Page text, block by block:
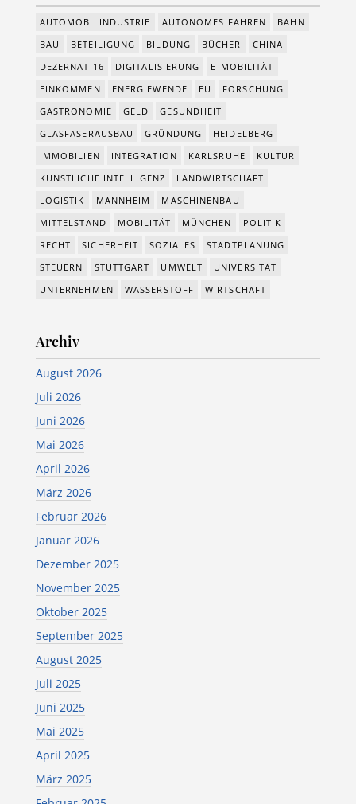
AUTOMOBILINDUSTRIE AUTONOMES FAHREN
BAHN
BAU
BETEILIGUNG BILDUNG BÜCHER
CHINA
DEZERNAT 16
DIGITALISIERUNG
E-MOBILITÄT
EINKOMMEN
ENERGIEWENDE EU
FORSCHUNG
GASTRONOMIE
GELD
GESUNDHEIT
GLASFASERAUSBAU
GRÜNDUNG
HEIDELBERG
IMMOBILIEN
INTEGRATION KARLSRUHE
KULTUR
KÜNSTLICHE INTELLIGENZ
LANDWIRTSCHAFT
LOGISTIK
MANNHEIM
MASCHINENBAU
MITTELSTAND
MOBILITÄT MÜNCHEN
POLITIK
RECHT
SICHERHEIT SOZIALES
STADTPLANUNG
STEUERN
STUTTGART UMWELT
UNIVERSITÄT
UNTERNEHMEN
WASSERSTOFF WIRTSCHAFT
Archiv
August 2026
Juli 2026
Juni 2026
Mai 2026
April 2026
März 2026
Februar 2026
Januar 2026
Dezember 2025
November 2025
Oktober 2025
September 2025
August 2025
Juli 2025
Juni 2025
Mai 2025
April 2025
März 2025